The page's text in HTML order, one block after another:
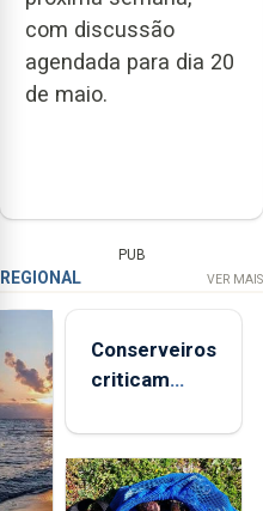
com discussão
agendada para dia 20
de maio.
PUB
REGIONAL VER MAIS
Conserveiros
criticam
brancas com
selo Marca
Açores